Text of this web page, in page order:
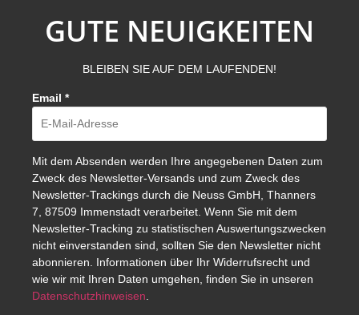
GUTE NEUIGKEITEN
BLEIBEN SIE AUF DEM LAUFENDEN!
Email *
Mit dem Absenden werden Ihre angegebenen Daten zum
Zweck des Newsletter-Versands und zum Zweck des
Newsletter-Trackings durch die Neuss GmbH, Thanners
7, 87509 Immenstadt verarbeitet. Wenn Sie mit dem
Newsletter-Tracking zu statistischen Auswertungszwecken
nicht einverstanden sind, sollten Sie den Newsletter nicht
abonnieren. Informationen über Ihr Widerrufsrecht und
wie wir mit Ihren Daten umgehen, finden Sie in unseren
Datenschutzhinweisen.